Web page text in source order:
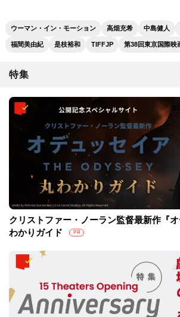
ウーマン・イン・モーション 高畑充希 中島健人
福間美由紀 是枝裕和 TIFFJP 第38回東京国際映
特集
クリストファー・ノーラン監督最新作『
わかりガイド
PR